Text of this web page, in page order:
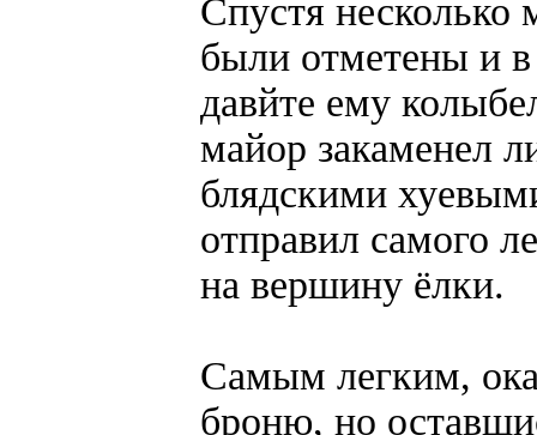
Спустя несколько
были отметены и
давйте ему
майор закаменел
блядскими
отправил самого
на вершину ёлки.
Самым легким,
броню, но